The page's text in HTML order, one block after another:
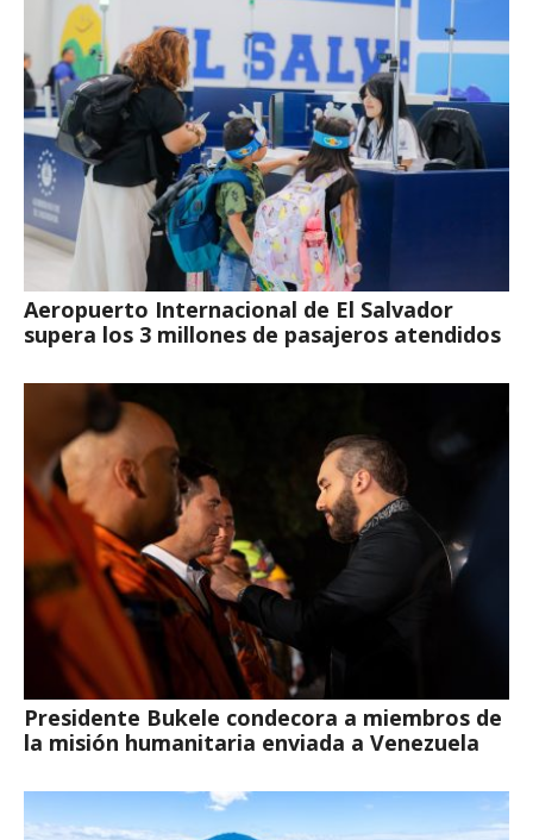
Aeropuerto Internacional de El Salvador
supera los 3 millones de pasajeros atendidos
Presidente Bukele condecora a miembros de
la misión humanitaria enviada a Venezuela